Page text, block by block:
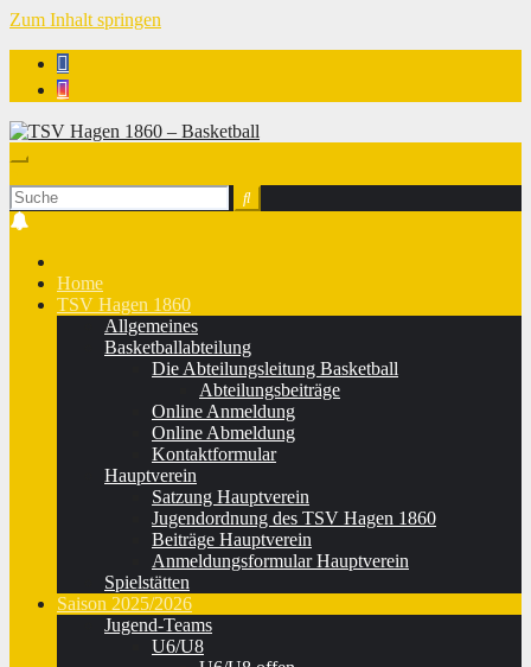
Zum Inhalt springen
Home
TSV Hagen 1860
Allgemeines
Basketballabteilung
Die Abteilungsleitung Basketball
Abteilungsbeiträge
Online Anmeldung
Online Abmeldung
Kontaktformular
Hauptverein
Satzung Hauptverein
Jugendordnung des TSV Hagen 1860
Beiträge Hauptverein
Anmeldungsformular Hauptverein
Spielstätten
Saison 2025/2026
Jugend-Teams
U6/U8